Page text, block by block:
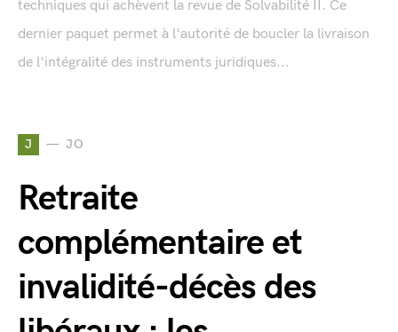
techniques qui achèvent la revue de Solvabilité II. Ce
dernier paquet permet à l'autorité de boucler la livraison
de l'intégralité des instruments juridiques...
J JO
Retraite
complémentaire et
invalidité-décès des